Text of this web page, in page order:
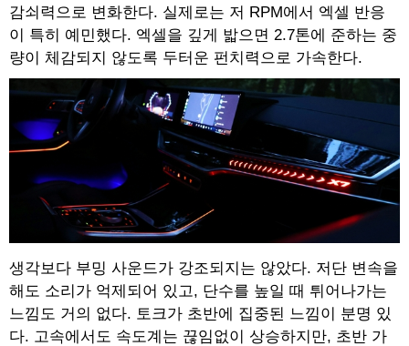
감쇠력으로 변화한다. 실제로는 저 RPM에서 엑셀 반응
이 특히 예민했다. 엑셀을 깊게 밟으면 2.7톤에 준하는 중
량이 체감되지 않도록 두터운 펀치력으로 가속한다.
생각보다 부밍 사운드가 강조되지는 않았다. 저단 변속을
해도 소리가 억제되어 있고, 단수를 높일 때 튀어나가는
느낌도 거의 없다. 토크가 초반에 집중된 느낌이 분명 있
다. 고속에서도 속도계는 끊임없이 상승하지만, 초반 가